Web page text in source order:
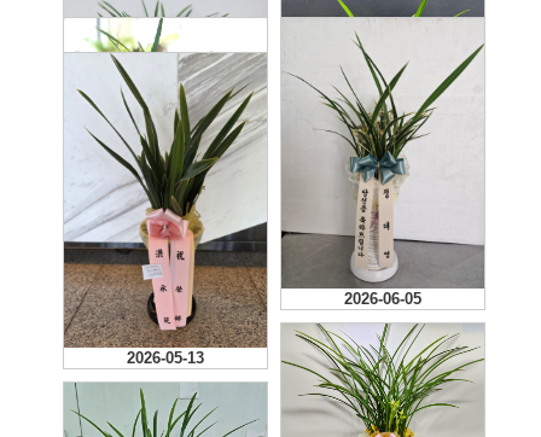
2026-07-13
2026-06-27
2026-06-16 2026-06-05
2026-05-13